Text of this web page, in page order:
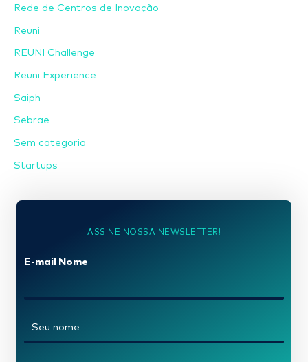
Rede de Centros de Inovação
Reuni
REUNI Challenge
Reuni Experience
Saiph
Sebrae
Sem categoria
Startups
ASSINE NOSSA NEWSLETTER!
E-mail Nome
o